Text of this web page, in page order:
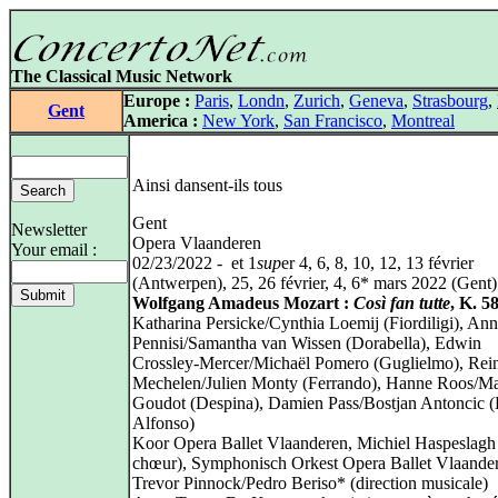
The Classical Music Network
Gent
Europe : Paris, Londn, Zurich, Geneva, Strasbourg,
America : New York, San Francisco, Montreal
Newsletter
Your email :
Ainsi dansent-ils tous
Gent
Opera Vlaanderen
02/23/2022 - et 1super 4, 6, 8, 10, 12, 13 février
(Antwerpen), 25, 26 février, 4, 6* mars 2022 (Gent)
Wolfgang Amadeus Mozart : Così fan tutte, K.
Katharina Persicke/Cynthia Loemij (Fiordiligi),
Pennisi/Samantha van Wissen (Dorabella), Edwin
Crossley‑Mercer/Michaël Pomero (Guglielmo),
Mechelen/Julien Monty (Ferrando), Hanne Roos/
Goudot (Despina), Damien Pass/Bostjan Antoncic
Alfonso)
Koor Opera Ballet Vlaanderen, Michiel
chœur), Symphonisch Orkest Opera Ballet
Trevor Pinnock/Pedro Beriso* (direction musicale)